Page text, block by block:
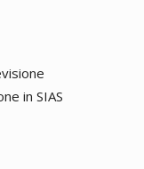
in SIAS